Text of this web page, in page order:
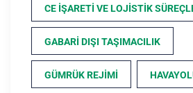
CE İŞARETI VE LOJISTIK
GABARI DIŞI TAŞIMACILIK
GÜMRÜK REJIMI